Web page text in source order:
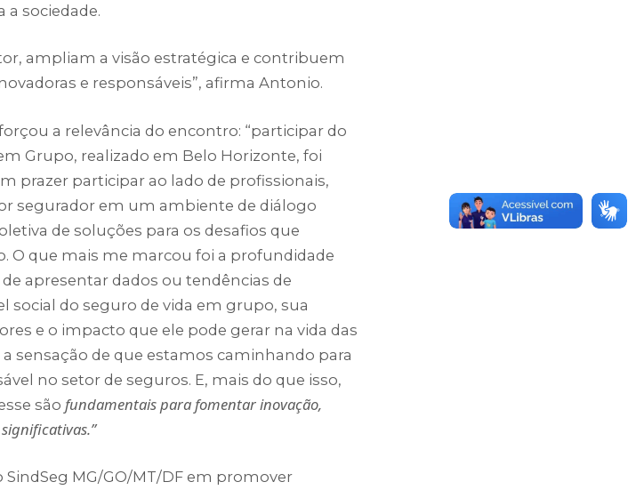
a sociedade.
ampliam a visão estratégica e contribuem
e responsáveis”, afirma Antonio.
a relevância do encontro: “participar do
Grupo, realizado em Belo Horizonte, foi
prazer participar ao lado de profissionais,
segurador em um ambiente de diálogo
de soluções para os desafios que
O que mais me marcou foi a profundidade
apresentar dados ou tendências de
social do seguro de vida em grupo, sua
e o impacto que ele pode gerar na vida das
sensação de que estamos caminhando para
no setor de seguros. E, mais do que isso,
são fundamentais para fomentar inovação,
MG/GO/MT/DF em promover
FacebookInstagramYouTubeLinkedIn